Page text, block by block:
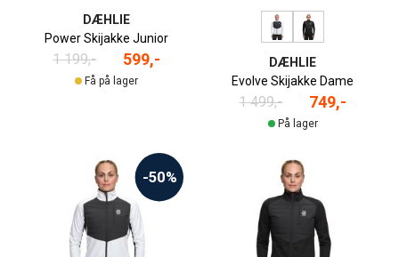
DÆHLIE
Power Skijakke Junior
1 199,- 599,-
Få på lager
DÆHLIE
Evolve Skijakke Dame
1 499,- 749,-
På lager
-50%